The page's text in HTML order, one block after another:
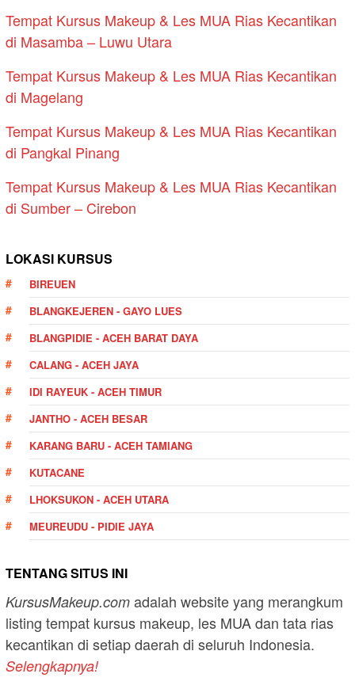
Tempat Kursus Makeup & Les MUA Rias Kecantikan
di Masamba – Luwu Utara
Tempat Kursus Makeup & Les MUA Rias Kecantikan
di Magelang
Tempat Kursus Makeup & Les MUA Rias Kecantikan
di Pangkal Pinang
Tempat Kursus Makeup & Les MUA Rias Kecantikan
di Sumber – Cirebon
LOKASI KURSUS
BIREUEN
BLANGKEJEREN - GAYO LUES
BLANGPIDIE - ACEH BARAT DAYA
CALANG - ACEH JAYA
IDI RAYEUK - ACEH TIMUR
JANTHO - ACEH BESAR
KARANG BARU - ACEH TAMIANG
KUTACANE
LHOKSUKON - ACEH UTARA
MEUREUDU - PIDIE JAYA
TENTANG SITUS INI
KursusMakeup.com adalah website yang merangkum
listing tempat kursus makeup, les MUA dan tata rias
kecantikan di setiap daerah di seluruh Indonesia.
Selengkapnya!